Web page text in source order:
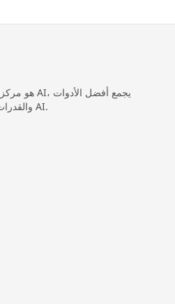
والقدرات من جميع أنحاء النظام البيئي لـ AI.